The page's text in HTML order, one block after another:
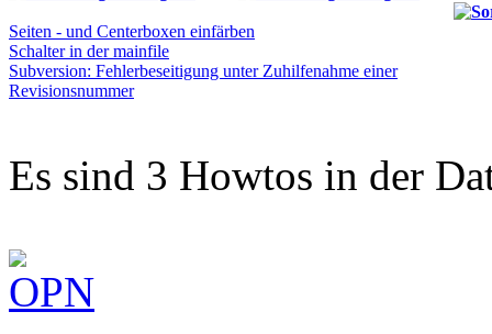
Seiten - und Centerboxen einfärben
Schalter in der mainfile
Subversion: Fehlerbeseitigung unter Zuhilfenahme einer
Revisionsnummer
Es sind 3 Howtos in der